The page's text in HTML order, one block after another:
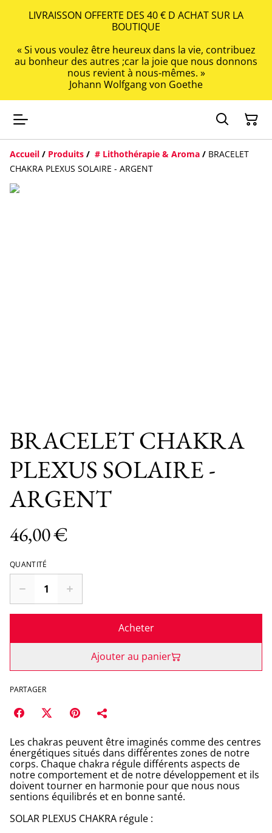
LIVRAISSON OFFERTE DES 40 € D ACHAT SUR LA
BOUTIQUE
« Si vous voulez être heureux dans la vie, contribuez
au bonheur des autres ;car la joie que nous donnons
nous revient à nous-mêmes. »
Johann Wolfgang von Goethe
Accueil / Produits / # Lithothérapie & Aroma / BRACELET
CHAKRA PLEXUS SOLAIRE - ARGENT
BRACELET CHAKRA
PLEXUS SOLAIRE -
ARGENT
46,00 €
QUANTITÉ
Acheter
Ajouter au panier
PARTAGER
Les chakras peuvent être imaginés comme des centres
énergétiques situés dans différentes zones de notre
corps. Chaque chakra régule différents aspects de
notre comportement et de notre développement et ils
doivent tourner en harmonie pour que nous nous
sentions équilibrés et en bonne santé.
SOLAR PLEXUS CHAKRA régule :